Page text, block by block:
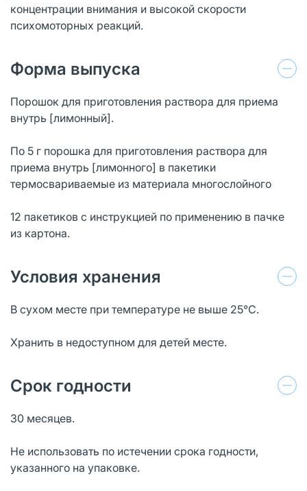
концентрации внимания и высокой скорости
психомоторных реакций.
Форма выпуска
Порошок для приготовления раствора для приема
внутрь [лимонный].
По 5 г порошка для приготовления раствора для
приема внутрь [лимонного] в пакетики
термосвариваемые из материала многослойного
12 пакетиков с инструкцией по применению в пачке
из картона.
Условия хранения
В сухом месте при температуре не выше 25°С.
Хранить в недоступном для детей месте.
Срок годности
30 месяцев.
Не использовать по истечении срока годности,
указанного на упаковке.